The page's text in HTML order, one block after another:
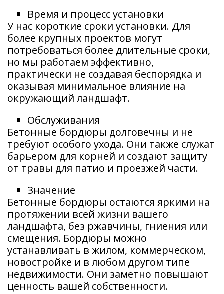
Время и процесс установки
У нас короткие сроки установки. Для
более крупных проектов могут
потребоваться более длительные сроки,
но мы работаем эффективно,
практически не создавая беспорядка и
оказывая минимальное влияние на
окружающий ландшафт.
Обслуживания
Бетонные бордюры долговечны и не
требуют особого ухода. Они также служат
барьером для корней и создают защиту
от травы для патио и проезжей части.
Значение
Бетонные бордюры остаются яркими на
протяжении всей жизни вашего
ландшафта, без ржавчины, гниения или
смещения. Бордюры можно
устанавливать в жилом, коммерческом,
новостройке и в любом другом типе
недвижимости. Они заметно повышают
ценность вашей собственности.